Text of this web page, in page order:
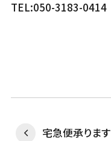
TEL:050-3183-0414
宅急便承ります